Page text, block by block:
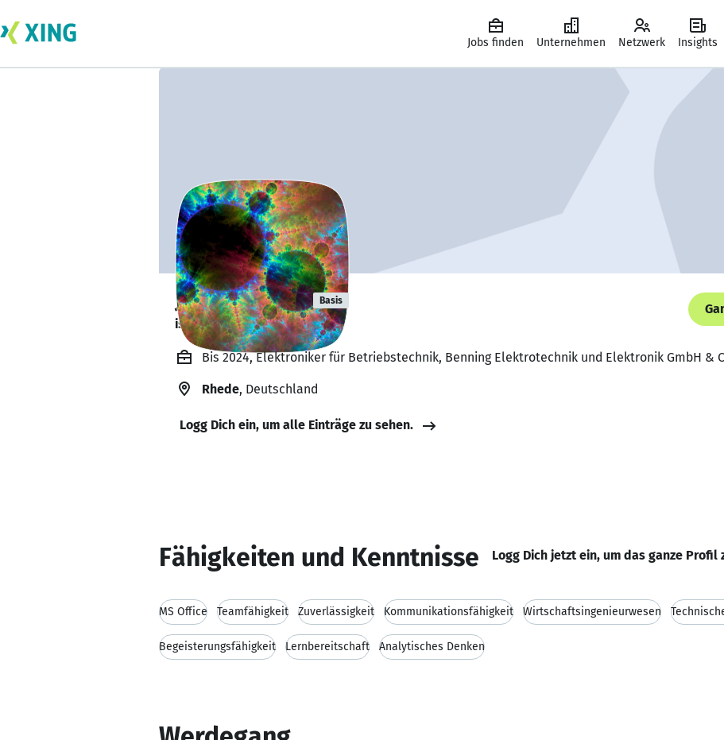
Jobs finden Unternehmen Netzwerk Insights
Jonas Wissen Basis
ist offen für Projekte. 🔎
Bis 2024, Elektroniker für Betriebstechnik, Benning Elektrotechnik und Elektronik GmbH &
Rhede, Deutschland
Logg Dich ein, um alle Einträge zu sehen.
Fähigkeiten und Kenntnisse Logg Dich jetzt ein, um das ganze Profil
MS Office Teamfähigkeit Zuverlässigkeit Kommunikationsfähigkeit Wirtschaftsingenieurwesen
Begeisterungsfähigkeit Lernbereitschaft Analytisches Denken